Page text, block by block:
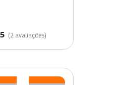
(2 avaliações)